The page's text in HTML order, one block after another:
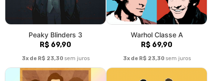
Peaky Blinders 3
R$ 69,90
3x de R$ 23,30 sem juros
Warhol Classe A
R$ 69,90
3x de R$ 23,30 sem juros